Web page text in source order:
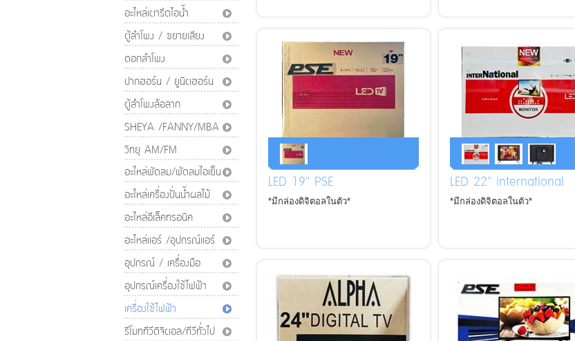
อะไหล่เตารีดไอน้ำ
ตู้ลำโพง / ขยายเสียง
ดอกลำโพง
ปากฮอร์น / ยูนิตฮอร์น
ตู้ลำโพงล้อลาก
SHEYA /FANNY/MBA
วิทยุ AM/FM
อะไหล่พัดลม/พัดลมไอเย็น
อะไหล่เครื่องปั่นน้ำผลไม้
อะไหล่อีเล็คทรอนิค
อะไหล่แอร์ /อุปกรณ์แอร์
อุปกรณ์ / เครื่องมือ
อุปกรณ์เครื่องใช้ไฟฟ้า
เครื่องใช้ไฟฟ้า
รีโมททีวีดิจิตอล/ทีวีทั่วไป
LED 19" PSE
*มีกล่องดิจิตอลในตัว*
LED 22" international
*มีกล่องดิจิตอลในตัว*